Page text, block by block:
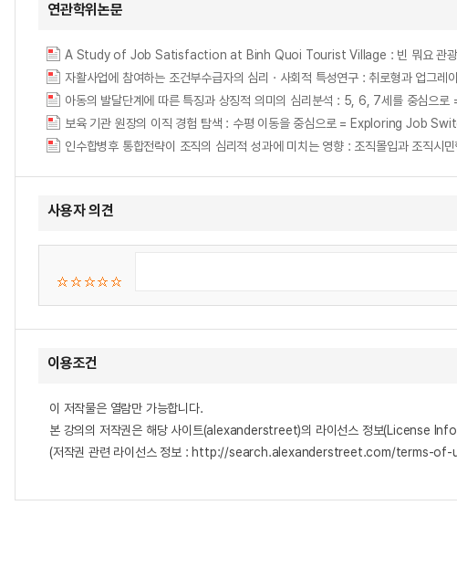
연관학위논문
A Study of Job Satisfaction at Binh Quoi Tourist Village : 빈 뭐요 관광
보육 기관 원장의 이직 경험 탐색 : 수평 이동을 중심으로 = Exploring
사용자 의견
이용조건
이 저작물은 열람만 가능합니다.
본 강의의 저작권은 해당 사이트(alexanderstreet)의 라이선스 정보(License
(저작권 관련 라이선스 정보 : http://search.alexanderstreet.com/terms-of-